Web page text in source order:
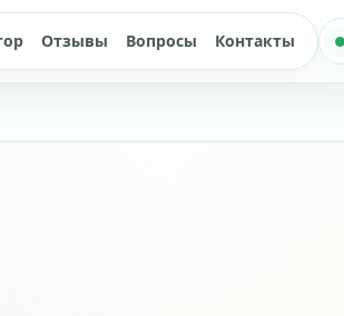
Отзывы Вопросы Контакты